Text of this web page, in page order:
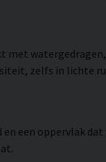
met
zelfs in lichte
een oppervlak